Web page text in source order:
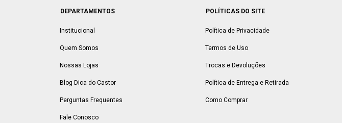
DEPARTAMENTOS
Institucional
Quem Somos
Nossas Lojas
Blog Dica do Castor
Perguntas Frequentes
Fale Conosco
POLÍTICAS DO SITE
Política de Privacidade
Termos de Uso
Trocas e Devoluções
Política de Entrega e Retirada
Como Comprar